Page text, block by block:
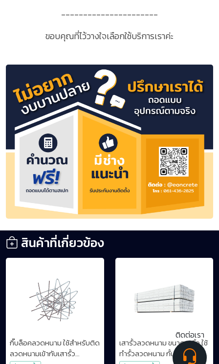
ติดต่อเรา
----------------------
ขอบคุณที่ไว้วางใจเลือกใช้บริการเราค่ะ
สินค้าที่เกี่ยวข้อง
กิ๊บล็อคลวดหนาม ใช้สำหรับติด
ลวดหนามเข้ากับเสารั้ว
เสารั้วลวดหนาม ขนาด 3 นิ้ว ใช้
ทำรั้วลวดหนาม กั้นล้อรถ เสา